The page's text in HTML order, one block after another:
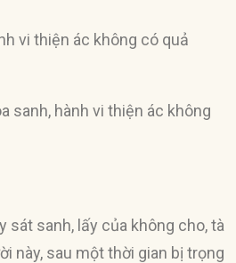
vi thiện ác không có quả
sanh, hành vi thiện ác không
sanh, lấy của không cho, tà
này, sau một thời gian bị trọng